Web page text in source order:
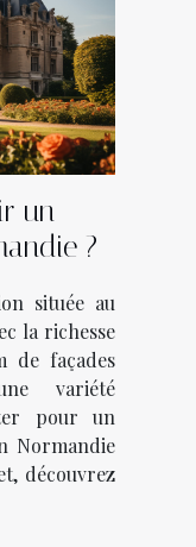
un
?
située au
la richesse
de façades
variété
pour un
Normandie
découvrez